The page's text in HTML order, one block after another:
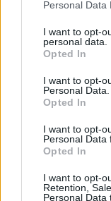
not limited to your
grant or deny
use your data for
consent section.
Personal Data
I want to opt-
personal data.
Opted In
I want to opt-
Personal Data.
Opted In
I want to opt-
Personal Data
Opted In
I want to opt-
Retention,
Personal Data
Nuevo giro
desvelan el
El ‘caso Yéremi